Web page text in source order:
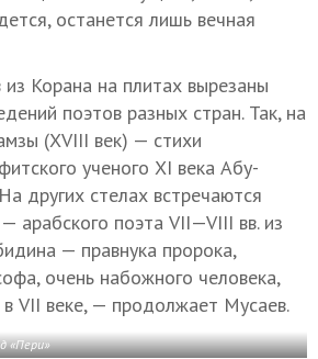
останется лишь вечная
Корана на плитах вырезаны
поэтов разных стран. Так, на
(XVIII век) — стихи
ученого XI века Абу-
других стелах встречаются
арабского поэта VII—VIII вв.из
— правнука пророка,
очень набожного человека,
VII веке, — продолжает Мусаев.
«Пери»